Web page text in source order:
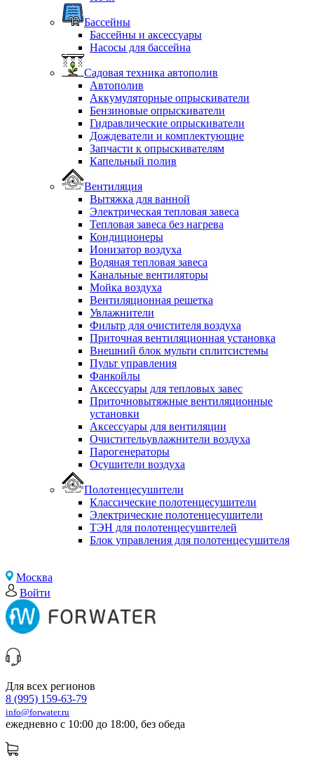
Бассейны
Бассейны и аксессуары
Насосы для бассейна
Садовая техника автополив
Автополив
Аккумуляторные опрыскиватели
Бензиновые опрыскиватели
Гидравлические опрыскиватели
Дождеватели и комплектующие
Запчасти к опрыскивателям
Капельный полив
Вентиляция
Вытяжка для ванной
Электрическая тепловая завеса
Тепловая завеса без нагрева
Кондиционеры
Ионизатор воздуха
Водяная тепловая завеса
Канальные вентиляторы
Мойка воздуха
Вентиляционная решетка
Увлажнители
Фильтр для очистителя воздуха
Приточная вентиляционная установка
Внешний блок мульти сплитсистемы
Пульт управления
Фанкойлы
Аксессуары для тепловых завес
Приточновытяжные вентиляционные
установки
Аксессуары для вентиляции
Очистительувлажнители воздуха
Парогенераторы
Осушители воздуха
Полотенцесушители
Классические полотенцесушители
Электрические полотенцесушители
ТЭН для полотенцесушителей
Блок управления для полотенцесушителя
Москва
Войти
Для всех регионов
8 (995) 159-63-79
info@forwater.ru
ежедневно с 10:00 до 18:00, без обеда